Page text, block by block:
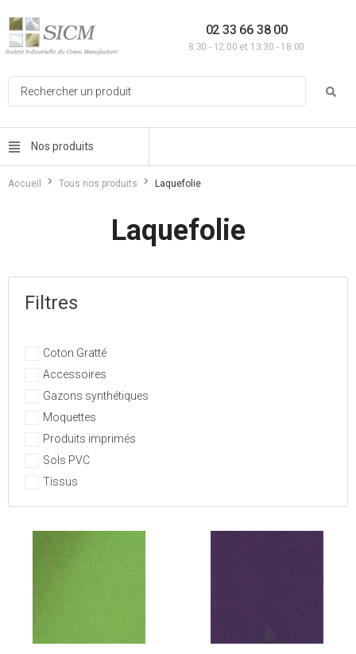
02 33 66 38 00
8:30 - 12:00 et 13:30 - 18:00
Nos produits
Accueil Tous nos produits Laquefolie
Laquefolie
Filtres
Coton Gratté
Accessoires
Gazons synthétiques
Moquettes
Produits imprimés
Sols PVC
Tissus